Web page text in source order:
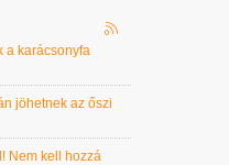
a karácsonyfa
jöhetnek az őszi
Nem kell hozzá